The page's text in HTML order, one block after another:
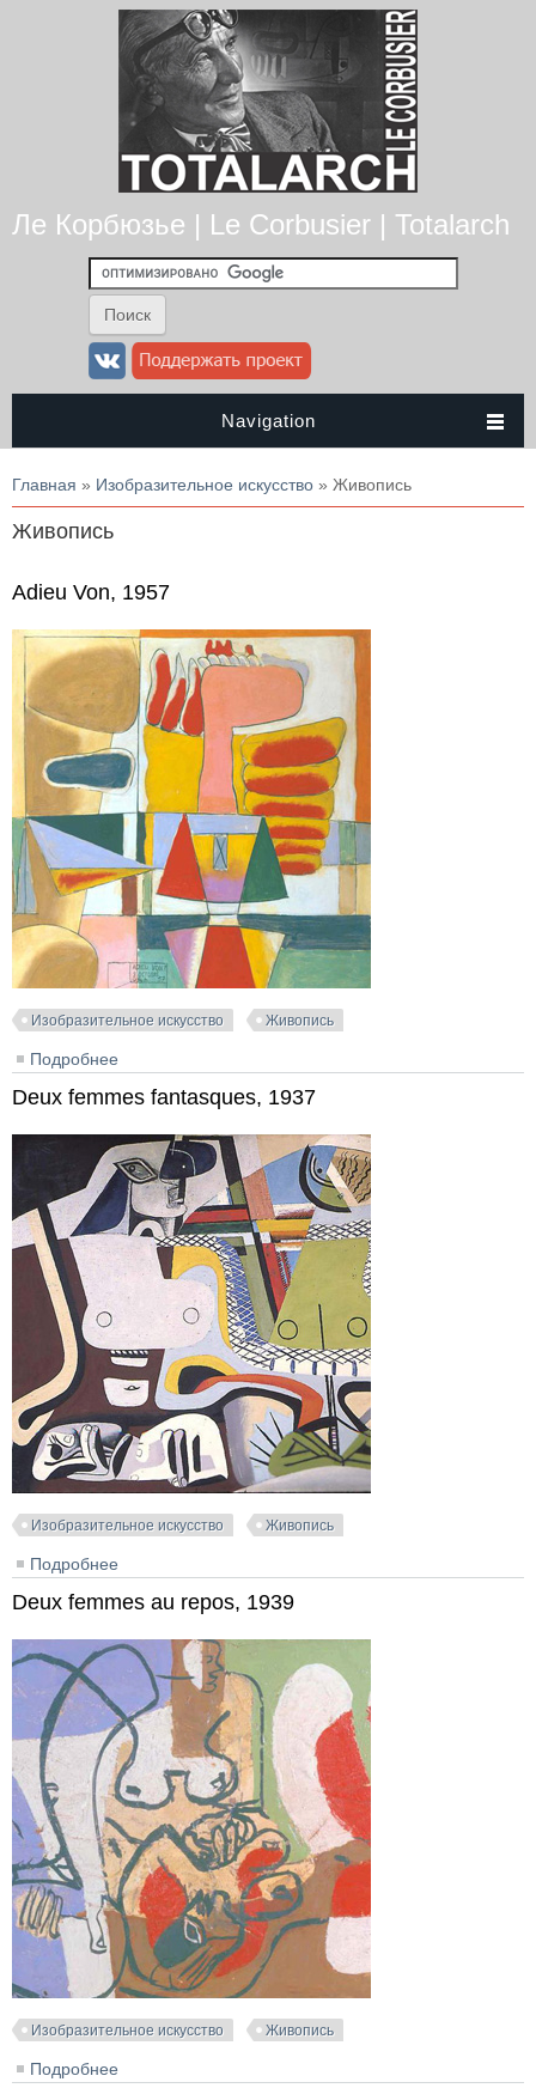
Ле Корбюзье | Le Corbusier | Totalarch
Navigation
Вы здесь
Главная » Изобразительное искусство » Живопись
Живопись
Adieu Von, 1957
Изобразительное искусство Живопись
Подробнее
Deux femmes fantasques, 1937
Изобразительное искусство Живопись
Подробнее
Deux femmes au repos, 1939
Изобразительное искусство Живопись
Подробнее